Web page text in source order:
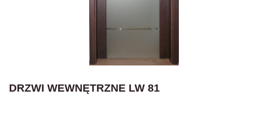
DRZWI WEWNĘTRZNE LW 81